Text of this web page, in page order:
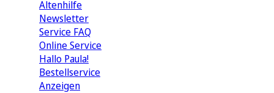
Altenhilfe
Newsletter
Service FAQ
Online Service
Hallo Paula!
Bestellservice
Anzeigen